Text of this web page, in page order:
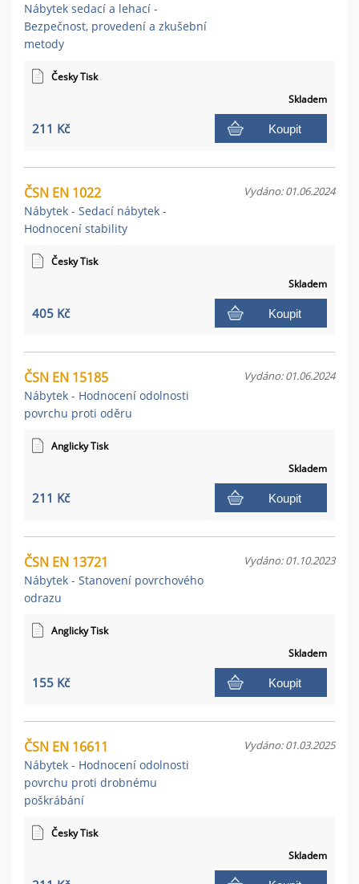
Nábytek sedací a lehací -
Bezpečnost, provedení a zkušební
metody
Česky Tisk
Skladem
211 Kč Koupit
ČSN EN 1022
Nábytek - Sedací nábytek -
Hodnocení stability
Vydáno: 01.06.2024
Česky Tisk
Skladem
405 Kč Koupit
ČSN EN 15185
Nábytek - Hodnocení odolnosti
povrchu proti oděru
Vydáno: 01.06.2024
Anglicky Tisk
Skladem
211 Kč Koupit
ČSN EN 13721
Nábytek - Stanovení povrchového
odrazu
Vydáno: 01.10.2023
Anglicky Tisk
Skladem
155 Kč Koupit
ČSN EN 16611
Nábytek - Hodnocení odolnosti
povrchu proti drobnému
poškrábání
Vydáno: 01.03.2025
Česky Tisk
Skladem